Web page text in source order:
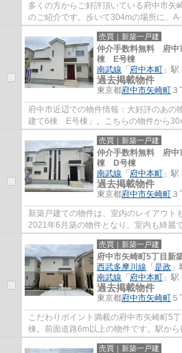
多くの方からご好評頂いている府中市
のご紹介です。歩いて304mの場所に、
す。新築の物件を検討中の方はぜひ一度
売買｜新築一戸建
仲介手数料無料 府中
棟 E号棟
南武線 「 府中本町 」
過去掲載物件
東京都府中市矢崎町
府中市近辺での物件情報：大好評のあの
建て6棟 E号棟」。こちらの物件から
店」があります。好評の新築物件なので
売買｜新築一戸建
仲介手数料無料 府中
棟 D号棟
南武線 「 府中本町 」
過去掲載物件
東京都府中市矢崎町
新築戸建ての物件は、室内のレイアウト
2021年6月築の物件となり、室内も綺麗
ピカピカの新築物件です。駅から徒歩10
売買｜新築一戸建
府中市矢崎町5丁目新
西武多摩川線 「 是政
南武線 「 府中本町 」
過去掲載物件
東京都府中市矢崎町
こだわりポイント満載の府中市矢崎町5
棟。前面道路6m以上の物件です。駅か
す。設備も充実している新築戸建ての物
売買｜新築一戸建